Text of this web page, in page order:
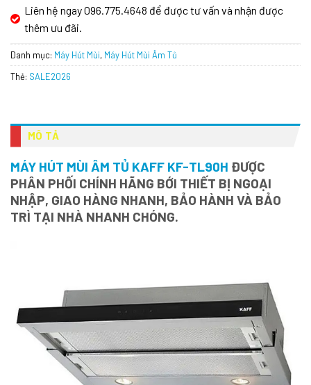
Liên hệ ngay 096.775.4648 để được tư vấn và nhận được
thêm ưu đãi.
Danh mục: Máy Hút Mùi, Máy Hút Mùi Âm Tủ
Thẻ: SALE2026
MÔ TẢ
MÁY HÚT MÙI ÂM TỦ KAFF KF-TL90H ĐƯỢC
PHÂN PHỐI CHÍNH HÃNG BỚI THIẾT BỊ NGOẠI
NHẬP, GIAO HÀNG NHANH, BẢO HÀNH VÀ BẢO
TRÌ TẠI NHÀ NHANH CHÓNG.